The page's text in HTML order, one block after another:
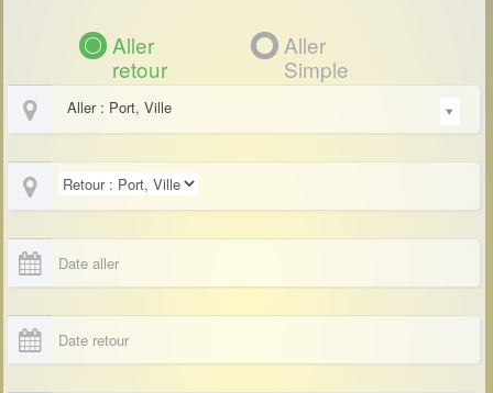
Aller
retour
Aller
Simple
Aller : Port, Ville